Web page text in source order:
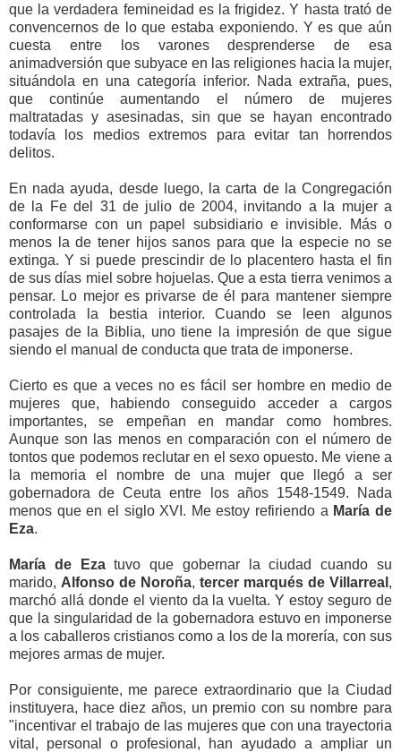
que la verdadera femineidad es la frigidez. Y hasta trató de
convencernos de lo que estaba exponiendo. Y es que aún
cuesta entre los varones desprenderse de esa
animadversión que subyace en las religiones hacia la mujer,
situándola en una categoría inferior. Nada extraña, pues,
que continúe aumentando el número de mujeres
maltratadas y asesinadas, sin que se hayan encontrado
todavía los medios extremos para evitar tan horrendos
delitos.
En nada ayuda, desde luego, la carta de la Congregación
de la Fe del 31 de julio de 2004, invitando a la mujer a
conformarse con un papel subsidiario e invisible. Más o
menos la de tener hijos sanos para que la especie no se
extinga. Y si puede prescindir de lo placentero hasta el fin
de sus días miel sobre hojuelas. Que a esta tierra venimos a
pensar. Lo mejor es privarse de él para mantener siempre
controlada la bestia interior. Cuando se leen algunos
pasajes de la Biblia, uno tiene la impresión de que sigue
siendo el manual de conducta que trata de imponerse.
Cierto es que a veces no es fácil ser hombre en medio de
mujeres que, habiendo conseguido acceder a cargos
importantes, se empeñan en mandar como hombres.
Aunque son las menos en comparación con el número de
tontos que podemos reclutar en el sexo opuesto. Me viene a
la memoria el nombre de una mujer que llegó a ser
gobernadora de Ceuta entre los años 1548-1549. Nada
menos que en el siglo XVI. Me estoy refiriendo a María de
Eza.
María de Ezatuvo que gobernar la ciudad cuando su
marido, Alfonso de Noroña, tercer marqués de Villarreal ,
marchó allá donde el viento da la vuelta. Y estoy seguro de
que la singularidad de la gobernadora estuvo en imponerse
a los caballeros cristianos como a los de la morería, con sus
mejores armas de mujer.
Por consiguiente, me parece extraordinario que la Ciudad
instituyera, hace diez años, un premio con su nombre para
"incentivar el trabajo de las mujeres que con una trayectoria
vital, personal o profesional, han ayudado a ampliar un